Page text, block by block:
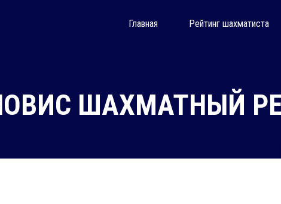
Главная Рейтинг шахматиста
ШАХМАТНЫЙ